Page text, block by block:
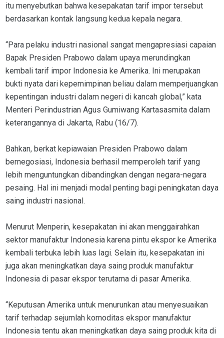
itu menyebutkan bahwa kesepakatan tarif impor tersebut
berdasarkan kontak langsung kedua kepala negara.
“Para pelaku industri nasional sangat mengapresiasi capaian
Bapak Presiden Prabowo dalam upaya merundingkan
kembali tarif impor Indonesia ke Amerika. Ini merupakan
bukti nyata dari kepemimpinan beliau dalam memperjuangkan
kepentingan industri dalam negeri di kancah global,” kata
Menteri Perindustrian Agus Gumiwang Kartasasmita dalam
keterangannya di Jakarta, Rabu (16/7).
Bahkan, berkat kepiawaian Presiden Prabowo dalam
bernegosiasi, Indonesia berhasil memperoleh tarif yang
lebih menguntungkan dibandingkan dengan negara-negara
pesaing. Hal ini menjadi modal penting bagi peningkatan daya
saing industri nasional.
Menurut Menperin, kesepakatan ini akan menggairahkan
sektor manufaktur Indonesia karena pintu ekspor ke Amerika
kembali terbuka lebih luas lagi. Selain itu, kesepakatan ini
juga akan meningkatkan daya saing produk manufaktur
Indonesia di pasar ekspor terutama di pasar Amerika.
“Keputusan Amerika untuk menurunkan atau menyesuaikan
tarif terhadap sejumlah komoditas ekspor manufaktur
Indonesia tentu akan meningkatkan daya saing produk kita di